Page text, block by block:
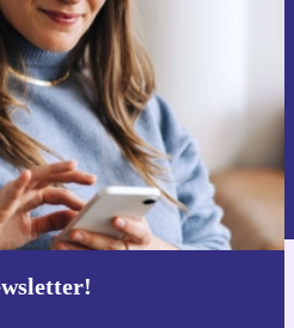
się
osobowych znajdują się w
aplikację refurbed
i Android